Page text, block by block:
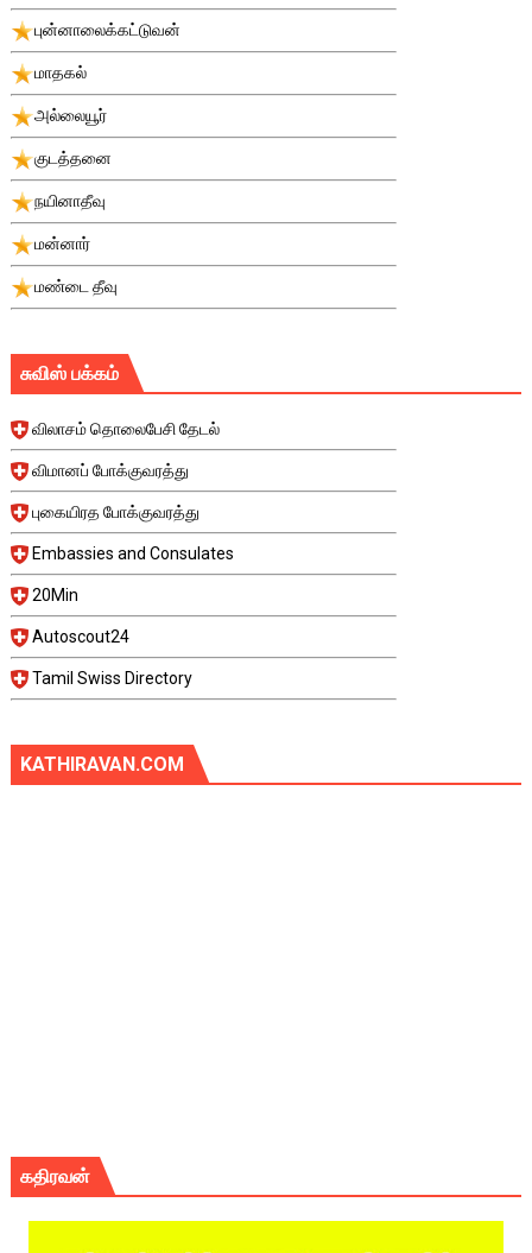
புன்னாலைக்கட்டுவன்
மாதகல்
அல்லையூர்
குடத்தனை
நயினாதீவு
மன்னார்
மண்டை தீவு
சுவிஸ் பக்கம்
விலாசம் தொலைபேசி தேடல்
விமானப் போக்குவரத்து
புகையிரத போக்குவரத்து
Embassies and Consulates
20Min
Autoscout24
Tamil Swiss Directory
KATHIRAVAN.COM
கதிரவன்